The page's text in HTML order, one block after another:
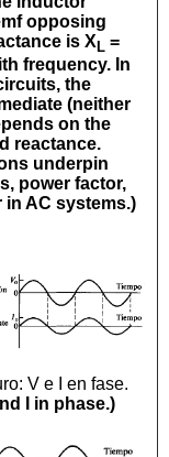
opposing
is X L =
frequency. In
the
(neither
on the
reactance.
underpin
power factor,
in AC systems.)
V e I en fase.
I in phase.)